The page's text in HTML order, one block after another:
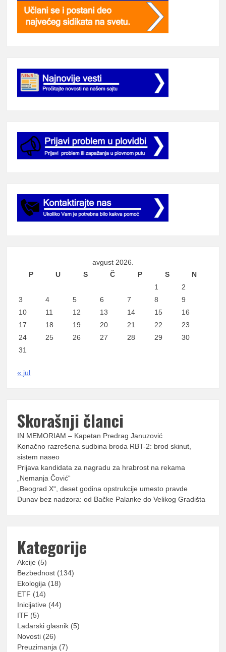
avgust 2026.
P
U S Č P S
N
1
2
3
4 5 6 7 8
9
10
11 12 13 14 15
16
17
18 19 20 21 22
23
24
25 26 27 28 29
30
31
« jul
Skorašnji članci
IN MEMORIAM – Kapetan Predrag Januzović
Konačno razrešena sudbina broda RBT-2: brod skinut,
sistem naseo
Prijava kandidata za nagradu za hrabrost na rekama
„Nemanja Čović“
„Beograd X“, deset godina opstrukcije umesto pravde
Dunav bez nadzora: od Bačke Palanke do Velikog Gradišta
Kategorije
Akcije (5)
Bezbednost (134)
Ekologija (18)
ETF (14)
Inicijative (44)
ITF (5)
Lađarski glasnik (5)
Novosti (26)
Preuzimanja (7)